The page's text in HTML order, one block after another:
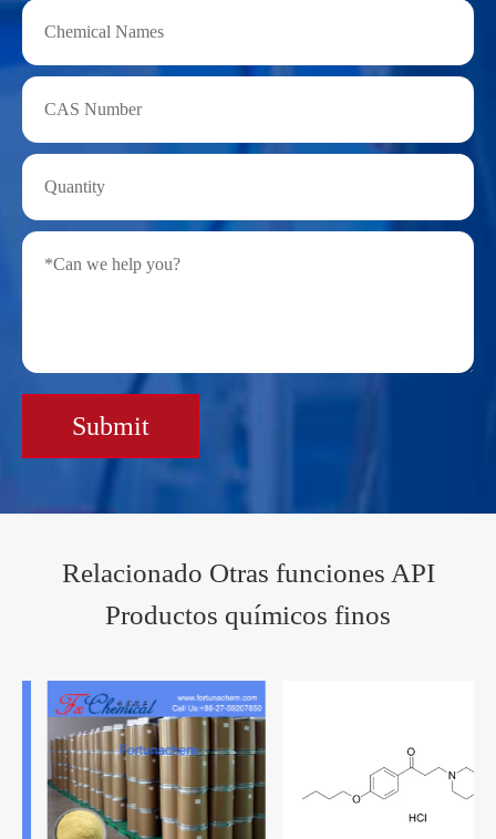
Submit
Relacionado Otras funciones API
Productos químicos finos